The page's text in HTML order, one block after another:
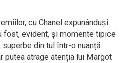
cu Chanel expunânduși
fost, evident, și momente tipice
din tul într-o nuanță
putea atrage atenția lui Margot